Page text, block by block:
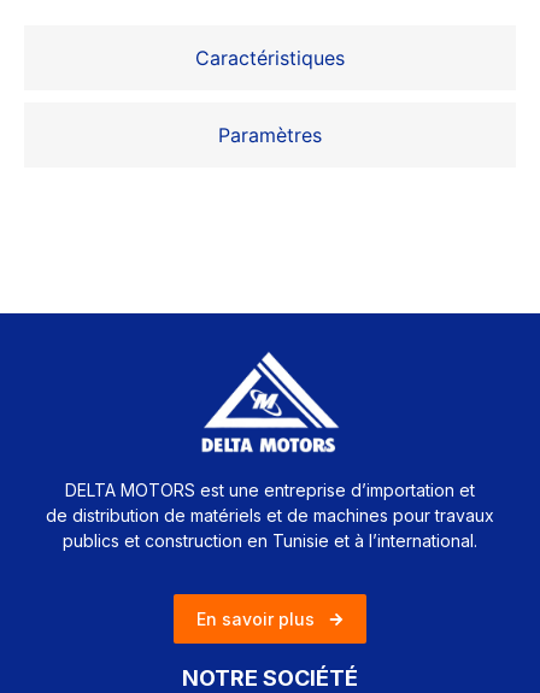
Caractéristiques
Paramètres
DELTA MOTORS est une entreprise d’importation et
de distribution de matériels et de machines pour travaux
publics et construction en Tunisie et à l’international.
En savoir plus
NOTRE SOCIÉTÉ